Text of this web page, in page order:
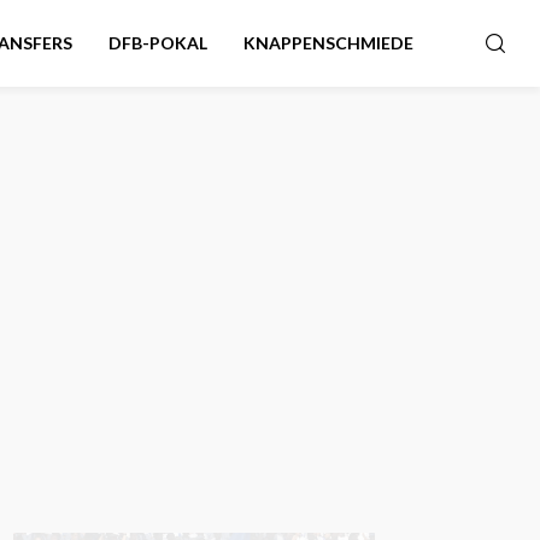
DFB-POKAL KNAPPENSCHMIEDE